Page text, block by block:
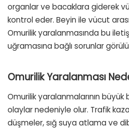
organlar ve bacaklara giderek
kontrol eder. Beyin ile vücut
Omurilik yaralanmasında bu
uğramasına bağlı sorunlar
Omurilik Yaralanması
Omurilik yaralanmalarının
olaylar nedeniyle olur. Trafik
düşmeler, sığ suya atlama ve